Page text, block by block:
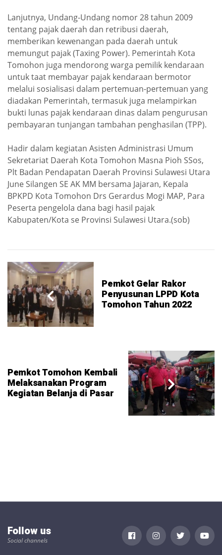
Lanjutnya, Undang-Undang nomor 28 tahun 2009
tentang pajak daerah dan retribusi daerah,
memberikan kewenangan pada daerah untuk
memungut pajak (Taxing Power). Pemerintah Kota
Tomohon juga mendorong warga pemilik kendaraan
untuk taat membayar pajak kendaraan bermotor
melalui sosialisasi dalam pertemuan-pertemuan yang
diadakan Pemerintah, termasuk juga melampirkan
bukti lunas pajak kendaraan dinas dalam pengurusan
pembayaran tunjangan tambahan penghasilan (TPP).
Hadir dalam kegiatan Asisten Administrasi Umum
Sekretariat Daerah Kota Tomohon Masna Pioh SSos,
Plt Badan Pendapatan Daerah Provinsi Sulawesi Utara
June Silangen SE AK MM bersama Jajaran, Kepala
BPKPD Kota Tomohon Drs Gerardus Mogi MAP, Para
Peserta pengelola dana bagi hasil pajak
Kabupaten/Kota se Provinsi Sulawesi Utara.(sob)
Pemkot Gelar Rakor
Penyusunan LPPD Kota
Tomohon Tahun 2022
Pemkot Tomohon Kembali
Melaksanakan Program
Kegiatan Belanja di Pasar
Follow us
Social channels